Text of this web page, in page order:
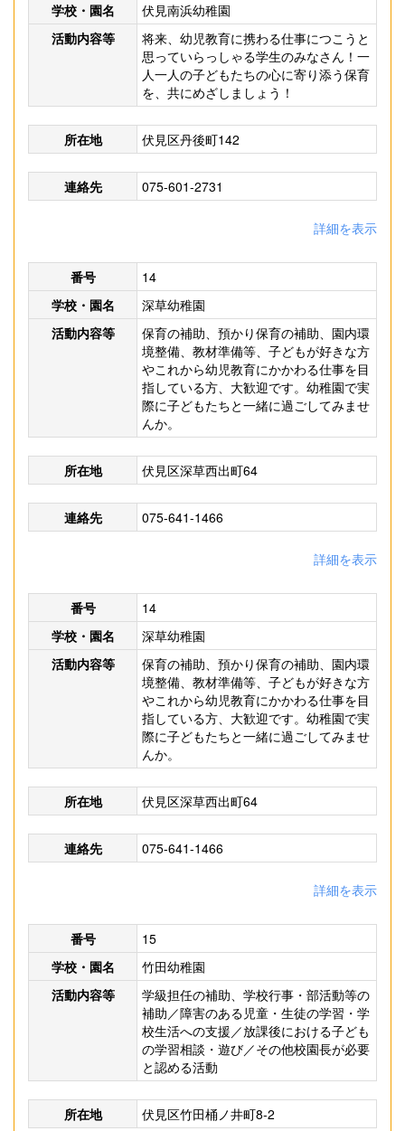
学校・園名
伏見南浜幼稚園
活動内容等
将来、幼児教育に携わる仕事につこうと
思っていらっしゃる学生のみなさん！一
人一人の子どもたちの心に寄り添う保育
を、共にめざしましょう！
所在地 伏見区丹後町142
連絡先 075-601-2731
詳細を表示
番号
14
学校・園名
深草幼稚園
活動内容等
保育の補助、預かり保育の補助、園内環
境整備、教材準備等、子どもが好きな方
やこれから幼児教育にかかわる仕事を目
指している方、大歓迎です。幼稚園で実
際に子どもたちと一緒に過ごしてみませ
んか。
所在地 伏見区深草西出町64
連絡先 075-641-1466
詳細を表示
番号
14
学校・園名
深草幼稚園
活動内容等
保育の補助、預かり保育の補助、園内環
境整備、教材準備等、子どもが好きな方
やこれから幼児教育にかかわる仕事を目
指している方、大歓迎です。幼稚園で実
際に子どもたちと一緒に過ごしてみませ
んか。
所在地 伏見区深草西出町64
連絡先 075-641-1466
詳細を表示
番号
15
学校・園名
竹田幼稚園
活動内容等
学級担任の補助、学校行事・部活動等の
補助／障害のある児童・生徒の学習・学
校生活への支援／放課後における子ども
の学習相談・遊び／その他校園長が必要
と認める活動
所在地 伏見区竹田桶ノ井町8-2